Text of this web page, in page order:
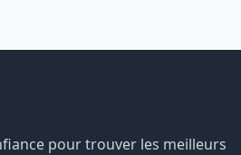
pour trouver les meilleurs